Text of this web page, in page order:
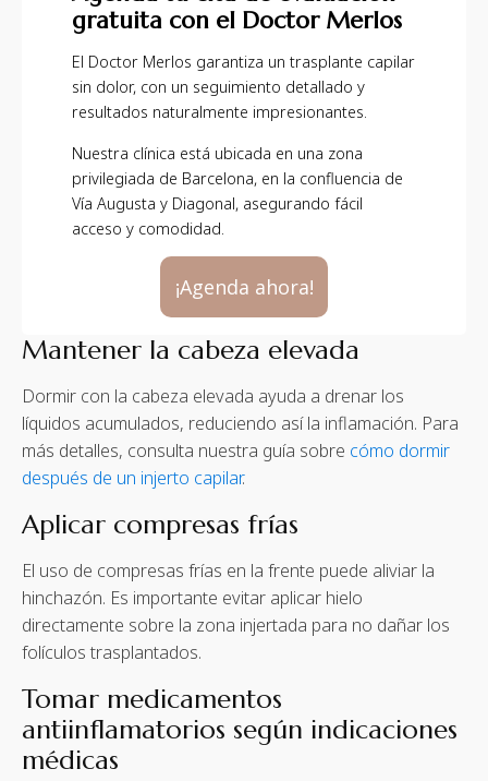
gratuita con el Doctor Merlos
El Doctor Merlos garantiza un trasplante capilar
sin dolor, con un seguimiento detallado y
resultados naturalmente impresionantes.
Nuestra clínica está ubicada en una zona
privilegiada de Barcelona, en la confluencia de
Vía Augusta y Diagonal, asegurando fácil
acceso y comodidad.
¡Agenda ahora!
Mantener la cabeza elevada
Dormir con la cabeza elevada ayuda a drenar los
líquidos acumulados, reduciendo así la inflamación. Para
más detalles, consulta nuestra guía sobre cómo dormir
después de un injerto capilar.
Aplicar compresas frías
El uso de compresas frías en la frente puede aliviar la
hinchazón. Es importante evitar aplicar hielo
directamente sobre la zona injertada para no dañar los
folículos trasplantados.
Tomar medicamentos
antiinflamatorios según indicaciones
médicas